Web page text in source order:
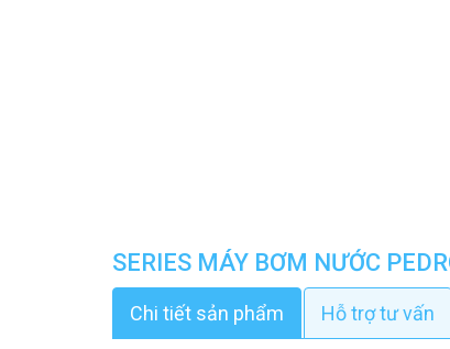
SERIES MÁY BƠM NƯỚC
Chi tiết sản phẩm Hỗ trợ tư vấn